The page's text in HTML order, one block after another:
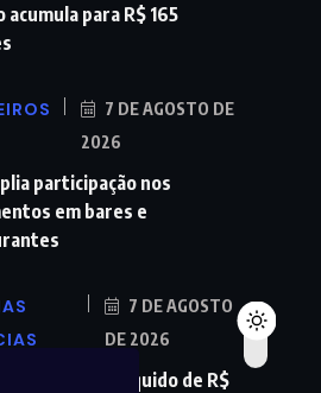
acumula para R$ 165
7 DE AGOSTO DE
2026
participação nos
em bares e
7 DE AGOSTO
DE 2026
tem lucro líquido de R$